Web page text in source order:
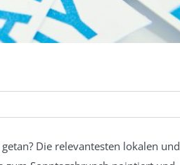
Die relevantesten lokalen und